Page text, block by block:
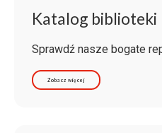
Katalog biblioteki
Sprawdź nasze bogate
Zobacz więcej